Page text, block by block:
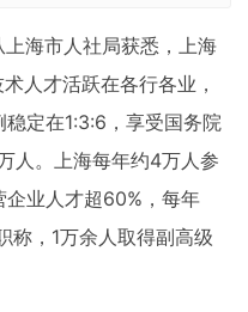
上海市人社局获悉，上海
人才活跃在各行各业，
定在1:3:6，享受国务院
人。上海每年约4万人参
业人才超60%，每年
称，1万余人取得副高级